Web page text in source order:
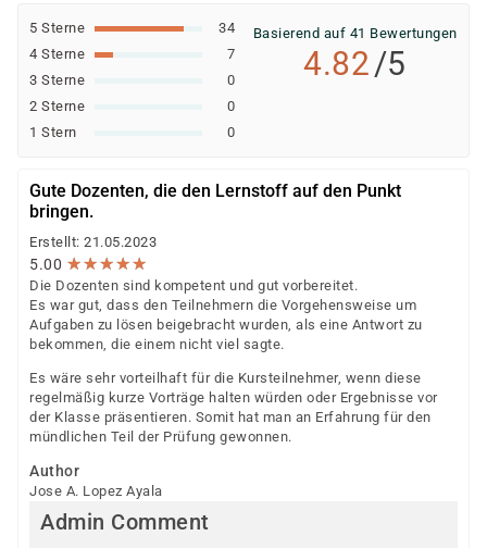
5 Sterne
34
4 Sterne
7
3 Sterne
0
2 Sterne
0
1 Stern
0
Basierend auf 41 Bewertungen
4.82/5
Gute Dozenten, die den Lernstoff auf den Punkt
bringen.
Erstellt: 21.05.2023
5.00 ★★★★★
★★★★★
Die Dozenten sind kompetent und gut vorbereitet.
Es war gut, dass den Teilnehmern die Vorgehensweise um
Aufgaben zu lösen beigebracht wurden, als eine Antwort zu
bekommen, die einem nicht viel sagte.
Es wäre sehr vorteilhaft für die Kursteilnehmer, wenn diese
regelmäßig kurze Vorträge halten würden oder Ergebnisse vor
der Klasse präsentieren. Somit hat man an Erfahrung für den
mündlichen Teil der Prüfung gewonnen.
Author
Jose A. Lopez Ayala
Admin Comment